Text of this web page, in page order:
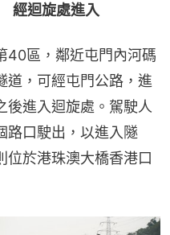
經迴旋處進入
40區，鄰近屯門內河碼
道，可經屯門公路，進
後進入迴旋處。駕駛人
路口駛出，以進入隧
位於港珠澳大橋香港口